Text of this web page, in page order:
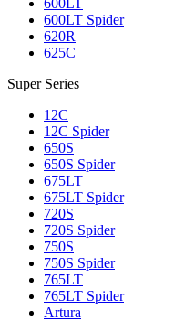
600LT Spider
620R
625C
Super Series
12C
12C Spider
650S
650S Spider
675LT
675LT Spider
720S
720S Spider
750S
750S Spider
765LT
765LT Spider
Artura